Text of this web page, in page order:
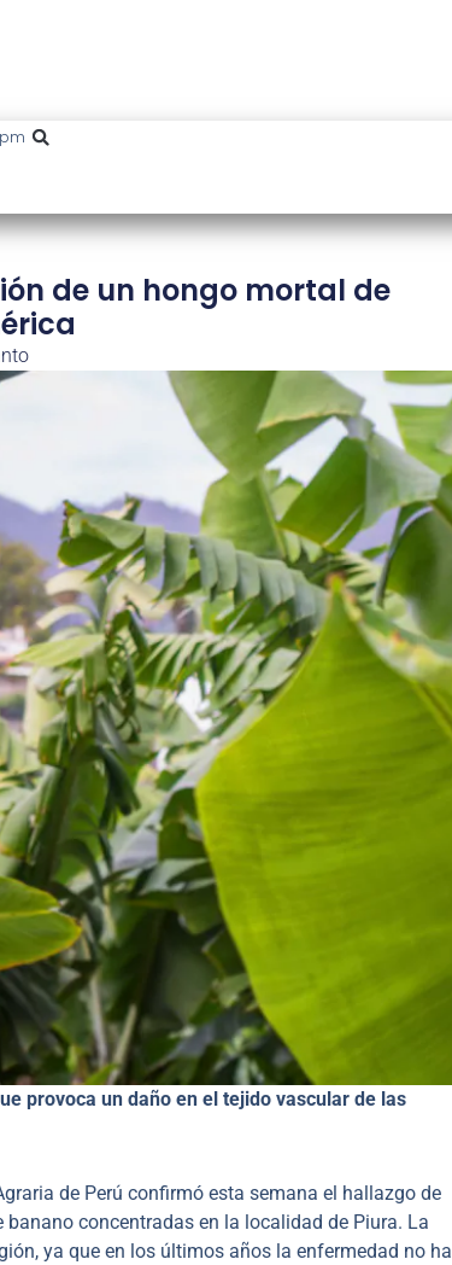
de un hongo mortal de
provoca un daño en el tejido vascular de las
de Perú confirmó esta semana el hallazgo de
concentradas en la localidad de Piura. La
ya que en los últimos años la enfermedad no ha